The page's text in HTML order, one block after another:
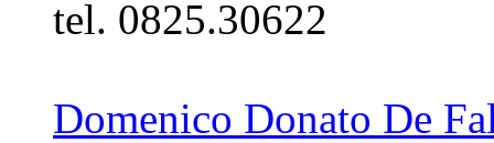
tel. 0825.30622
Domenico Donato De